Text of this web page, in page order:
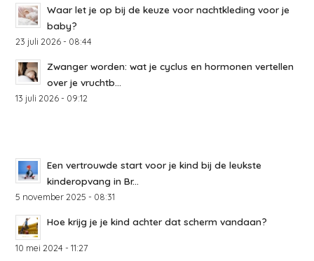
Waar let je op bij de keuze voor nachtkleding voor je
baby?
23 juli 2026 - 08:44
Zwanger worden: wat je cyclus en hormonen vertellen
over je vruchtb...
13 juli 2026 - 09:12
Een vertrouwde start voor je kind bij de leukste
kinderopvang in Br...
5 november 2025 - 08:31
Hoe krijg je je kind achter dat scherm vandaan?
10 mei 2024 - 11:27